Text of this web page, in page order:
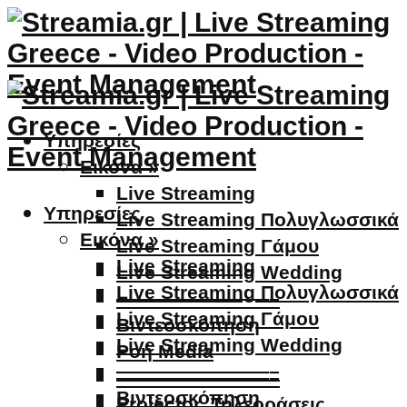
Υπηρεσίες
Εικόνα »
Live Streaming
Live Streaming Πολυγλωσσικά
Live Streaming Γάμου
Live Streaming Wedding
————————–
Βιντεοσκόπηση
Ροή Media
————————–
Υπηρεσίες
Εικόνα »
Live Streaming
Live Streaming Πολυγλωσσικά
Live Streaming Γάμου
Live Streaming Wedding
————————–
Βιντεοσκόπηση